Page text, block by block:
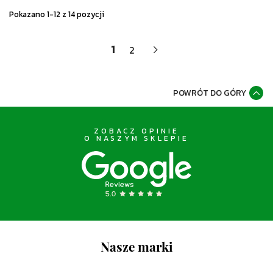
Pokazano 1-12 z 14 pozycji
1 2
POWRÓT DO GÓRY
ZOBACZ OPINIE
O NASZYM SKLEPIE
Nasze marki